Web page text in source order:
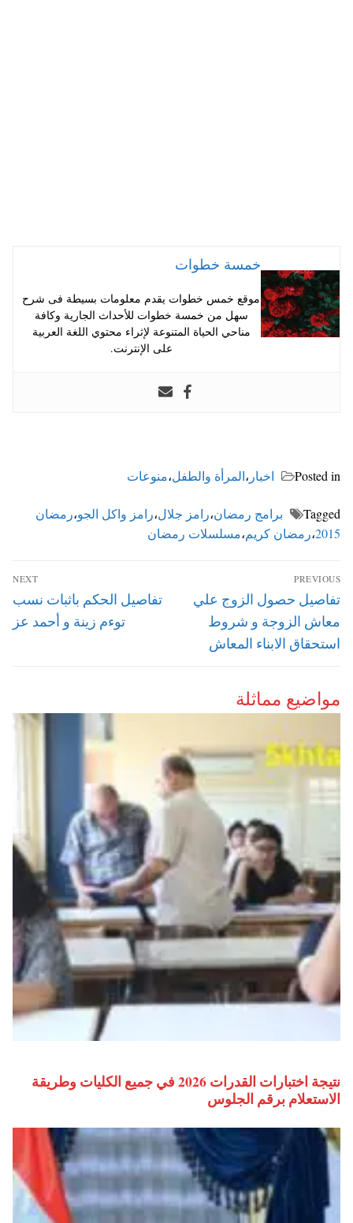
ce
wi
nt
ha
خمسة خطوات
موقع خمس خطوات يقدم معلومات بسيطة فى شرح
سهل من خمسة خطوات للأحداث الجارية وكافة
مناحي الحياة المتنوعة لإثراء محتوي اللغة العربية
على الإنترنت.
Posted in اخبار ،المرأة والطفل،منوعات
Tagged برامج رمضان،رامز جلال،رامز واكل الجو،رمضان
2015،رمضان كريم،مسلسلات رمضان
تصفّح
المقالات
PREVIOUS
Previous
post:
تفاصيل حصول الزوج علي
معاش الزوجة و شروط
استحقاق الابناء المعاش
NEXT
Next
تفاصيل الحكم باثبات نسب
توءم زينة و أحمد عز
مواضيع مماثلة
نتيجة اختبارات القدرات 2026 في جميع الكليات وطريقة
الاستعلام برقم الجلوس